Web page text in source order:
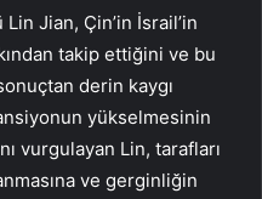
Jian, Çin’in İsrail’in
takip ettiğini ve bu
derin kaygı
yükselmesinin
vurgulayan Lin, tarafları
ve gerginliğin